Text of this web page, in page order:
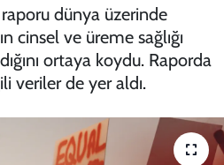
dünya üzerinde
cinsel ve üreme sağlığı
ortaya koydu. Raporda
veriler de yer aldı.
ve Fikstür